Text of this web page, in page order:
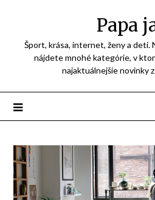
Papa
Šport, krása, internet, ženy a deti.
nájdete mnohé kategórie, v
najaktuálnejšie novinky